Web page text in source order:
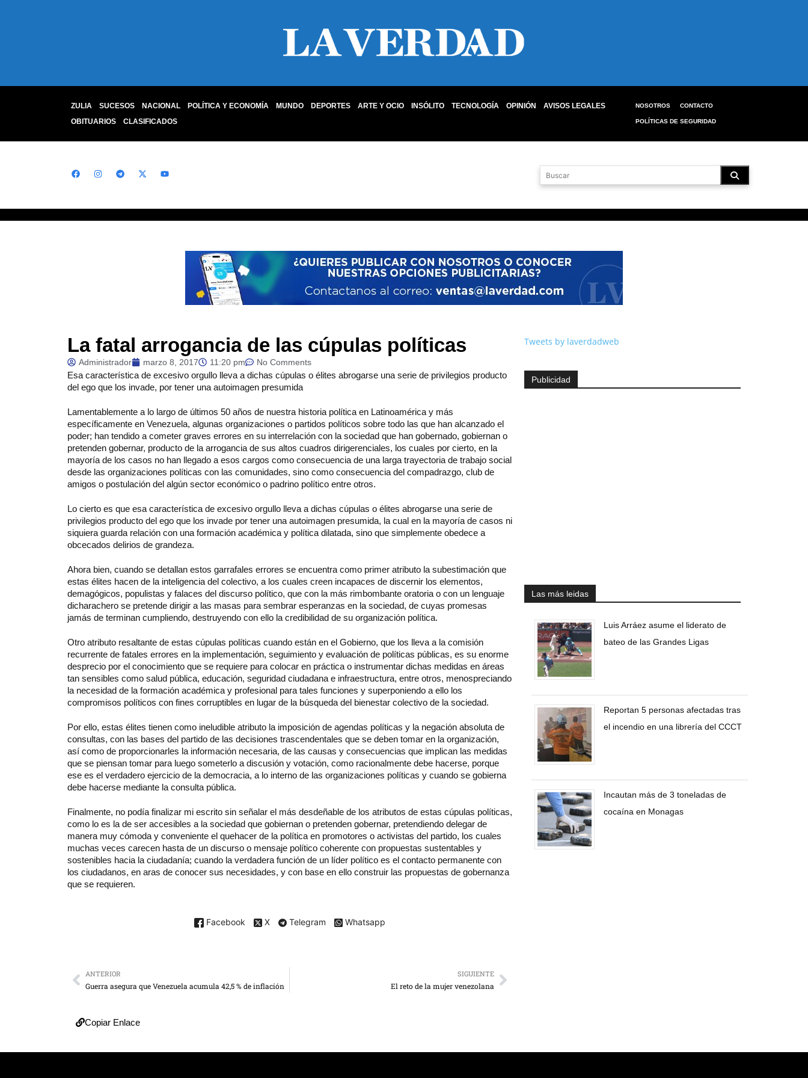
ZULIA SUCESOS NACIONAL POLÍTICA Y ECONOMÍA MUNDO DEPORTES ARTE Y OCIO INSÓLITO TECNOLOGÍA OPINIÓN
AVISOS LEGALES
OBITUARIOS
CLASIFICADOS
NOSOTROS CONTACTO
POLÍTICAS DE SEGURIDAD
La fatal arrogancia de las cúpulas políticas
Administrador marzo 8, 2017 11:20 pm No Comments
Esa característica de excesivo orgullo lleva a dichas cúpulas o élites abrogarse una serie de privilegios producto
del ego que los invade, por tener una autoimagen presumida
Lamentablemente a lo largo de últimos 50 años de nuestra historia política en Latinoamérica y más
específicamente en Venezuela, algunas organizaciones o partidos políticos sobre todo las que han alcanzado el
poder; han tendido a cometer graves errores en su interrelación con la sociedad que han gobernado, gobiernan o
pretenden gobernar, producto de la arrogancia de sus altos cuadros dirigerenciales, los cuales por cierto, en la
mayoría de los casos no han llegado a esos cargos como consecuencia de una larga trayectoria de trabajo social
desde las organizaciones políticas con las comunidades, sino como consecuencia del compadrazgo, club de
amigos o postulación del algún sector económico o padrino político entre otros.
Lo cierto es que esa característica de excesivo orgullo lleva a dichas cúpulas o élites abrogarse una serie de
privilegios producto del ego que los invade por tener una autoimagen presumida, la cual en la mayoría de casos ni
siquiera guarda relación con una formación académica y política dilatada, sino que simplemente obedece a
obcecados delirios de grandeza.
Ahora bien, cuando se detallan estos garrafales errores se encuentra como primer atributo la subestimación que
estas élites hacen de la inteligencia del colectivo, a los cuales creen incapaces de discernir los elementos,
demagógicos, populistas y falaces del discurso político, que con la más rimbombante oratoria o con un lenguaje
dicharachero se pretende dirigir a las masas para sembrar esperanzas en la sociedad, de cuyas promesas
jamás de terminan cumpliendo, destruyendo con ello la credibilidad de su organización política.
Otro atributo resaltante de estas cúpulas políticas cuando están en el Gobierno, que los lleva a la comisión
recurrente de fatales errores en la implementación, seguimiento y evaluación de políticas públicas, es su enorme
desprecio por el conocimiento que se requiere para colocar en práctica o instrumentar dichas medidas en áreas
tan sensibles como salud pública, educación, seguridad ciudadana e infraestructura, entre otros, menospreciando
la necesidad de la formación académica y profesional para tales funciones y superponiendo a ello los
compromisos políticos con fines corruptibles en lugar de la búsqueda del bienestar colectivo de la sociedad.
Por ello, estas élites tienen como ineludible atributo la imposición de agendas políticas y la negación absoluta de
consultas, con las bases del partido de las decisiones trascendentales que se deben tomar en la organización,
así como de proporcionarles la información necesaria, de las causas y consecuencias que implican las medidas
que se piensan tomar para luego someterlo a discusión y votación, como racionalmente debe hacerse, porque
ese es el verdadero ejercicio de la democracia, a lo interno de las organizaciones políticas y cuando se gobierna
debe hacerse mediante la consulta pública.
Finalmente, no podía finalizar mi escrito sin señalar el más desdeñable de los atributos de estas cúpulas políticas,
como lo es la de ser accesibles a la sociedad que gobiernan o pretenden gobernar, pretendiendo delegar de
manera muy cómoda y conveniente el quehacer de la política en promotores o activistas del partido, los cuales
muchas veces carecen hasta de un discurso o mensaje político coherente con propuestas sustentables y
sostenibles hacia la ciudadanía; cuando la verdadera función de un líder político es el contacto permanente con
los ciudadanos, en aras de conocer sus necesidades, y con base en ello construir las propuestas de gobernanza
que se requieren.
Facebook X Telegram Whatsapp
Tweets by laverdadweb
Publicidad
Las más leidas
Luis Arráez asume el liderato de
bateo de las Grandes Ligas
Reportan 5 personas afectadas tras
el incendio en una librería del CCCT
Incautan más de 3 toneladas de
cocaína en Monagas
ANTERIOR
Guerra asegura que Venezuela acumula 42,5 % de inflación
SIGUIENTE
El reto de la mujer venezolana
Copiar Enlace